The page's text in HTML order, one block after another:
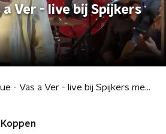
a Ver - live bij Spijkers
Quique - Vas a Ver - live bij Spijkers met Koppen